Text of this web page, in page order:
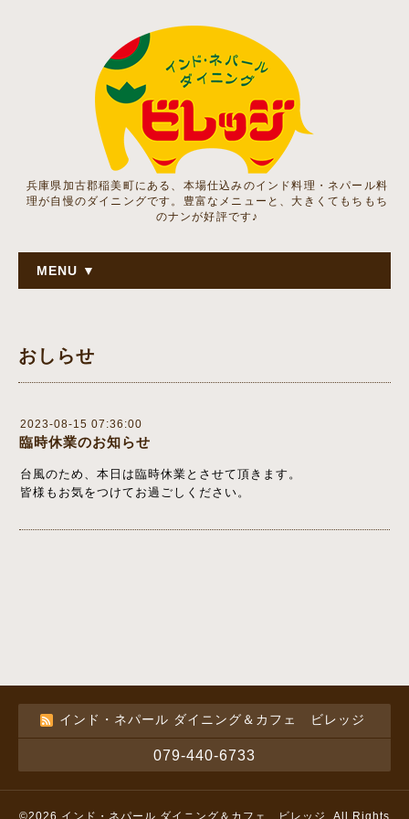
兵庫県加古郡稲美町にある、本場仕込みのインド料理・ネパール料
理が自慢のダイニングです。豊富なメニューと、大きくてもちもち
のナンが好評です♪
MENU ▼
おしらせ
2023-08-15 07:36:00
臨時休業のお知らせ
台風のため、本日は臨時休業とさせて頂きます。
皆様もお気をつけてお過ごしください。
インド・ネパール ダイニング＆カフェ ビレッジ
079-440-6733
©2026 インド・ネパール ダイニング＆カフェ ビレッジ . All Rights